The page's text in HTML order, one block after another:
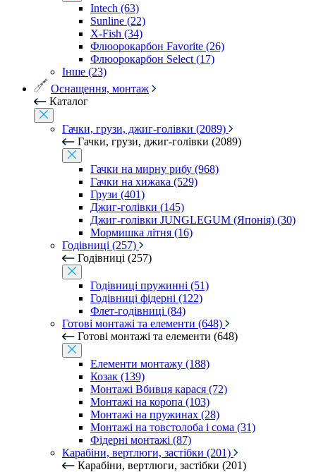
Intech (63)
Sunline (22)
X-Fish (34)
Флюорокарбон Favorite (26)
Флюорокарбон Select (17)
Інше (23)
Оснащення, монтаж
Каталог
Гачки, грузи, джиг-голівки (2089)
Гачки, грузи, джиг-голівки (2089)
Гачки на мирну рибу (968)
Гачки на хижака (529)
Грузи (401)
Джиг-голівки (145)
Джиг-голівки JUNGLEGUM (Японія) (30)
Мормишка літня (16)
Годівниці (257)
Годівниці (257)
Годівниці пружинні (51)
Годівниці фідерні (122)
Флет-годівниці (84)
Готові монтажі та елементи (648)
Готові монтажі та елементи (648)
Елементи монтажу (188)
Козак (139)
Монтажі Вбивця карася (72)
Монтажі на коропа (103)
Монтажі на пружинах (28)
Монтажі на товстолоба і сома (31)
Фідерні монтажі (87)
Карабіни, вертлюги, застібки (201)
Карабіни, вертлюги, застібки (201)